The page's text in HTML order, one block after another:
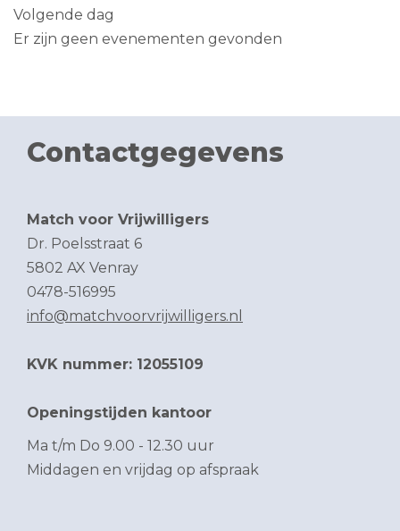
Volgende dag
Er zijn geen evenementen gevonden
Contactgegevens
Match voor Vrijwilligers
Dr. Poelsstraat 6
5802 AX Venray
0478-516995
info@matchvoorvrijwilligers.nl
KVK nummer: 12055109
Openingstijden kantoor
Ma t/m Do 9.00 - 12.30 uur
Middagen en vrijdag op afspraak